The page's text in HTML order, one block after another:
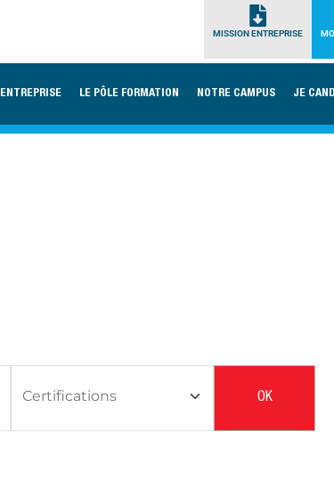
MISSION ENTREPRISE
ENTREPRISE LE PÔLE FORMATION NOTRE CAMPUS JE
OK